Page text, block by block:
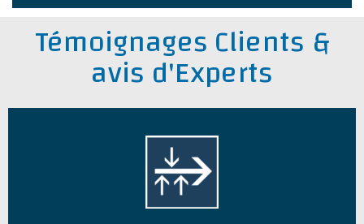
Témoignages Clients &
avis d'Experts
Artésial apporte son expertise technique et
opérationnelle à NextStage AM pour l’acquisition
de la SEMA (Source des Abatilles). Découvrez
notre rôle de conseil industriel stratégique.